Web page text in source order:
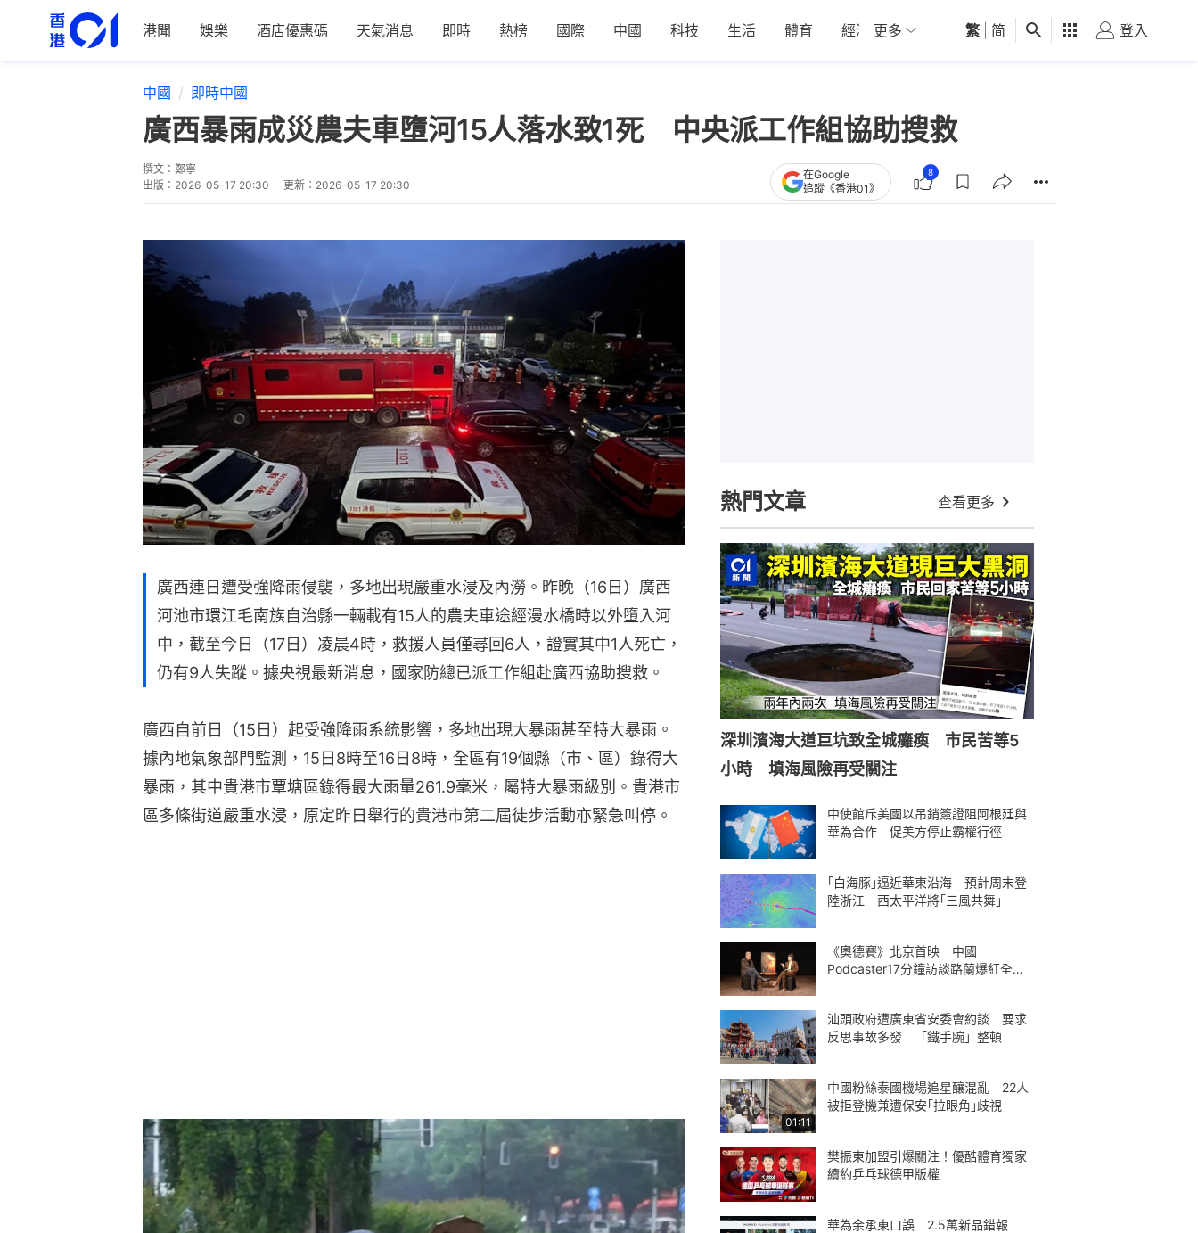
港聞 娛樂 酒店優惠碼 天氣消息 即時 熱榜 國際 中國 科技 生活 體育 經濟 01深圳 觀點 健康 好食玩飛
更多 繁 简 登入
中國 即時中國
廣西暴雨成災農夫車墮河15人落水致1死 中央派工作組協助搜救
撰文： 鄭寧
出版： 2026-05-17 20:30 更新： 2026-05-17 20:30
在Google
追蹤《香港01》
8
廣西連日遭受強降雨侵襲，多地出現嚴重水浸及內澇。昨晚（16日）廣西
河池市環江毛南族自治縣一輛載有15人的農夫車途經漫水橋時以外墮入河
中，截至今日（17日）凌晨4時，救援人員僅尋回6人，證實其中1人死亡，
仍有9人失蹤。據央視最新消息，國家防總已派工作組赴廣西協助搜救。
廣西自前日（15日）起受強降雨系統影響，多地出現大暴雨甚至特大暴雨。
據內地氣象部門監測，15日8時至16日8時，全區有19個縣（市、區）錄得大
暴雨，其中貴港市覃塘區錄得最大雨量261.9毫米，屬特大暴雨級別。貴港市
區多條街道嚴重水浸，原定昨日舉行的貴港市第二屆徒步活動亦緊急叫停。
熱門文章 查看更多
深圳濱海大道巨坑致全城癱瘓 市民苦等5
小時 填海風險再受關注
中使館斥美國以吊銷簽證阻阿根廷與
華為合作 促美方停止霸權行徑
｢白海豚｣逼近華東沿海 預計周末登
陸浙江 西太平洋將｢三風共舞｣
《奧德賽》北京首映 中國
Podcaster17分鐘訪談路蘭爆紅全球
汕頭政府遭廣東省安委會約談 要求
反思事故多發 「鐵手腕」整頓
01:11
中國粉絲泰國機場追星釀混亂 22人
被拒登機兼遭保安｢拉眼角｣歧視
樊振東加盟引爆關注！優酷體育獨家
續約乒乓球德甲版權
華為余承東口誤 2.5萬新品錯報